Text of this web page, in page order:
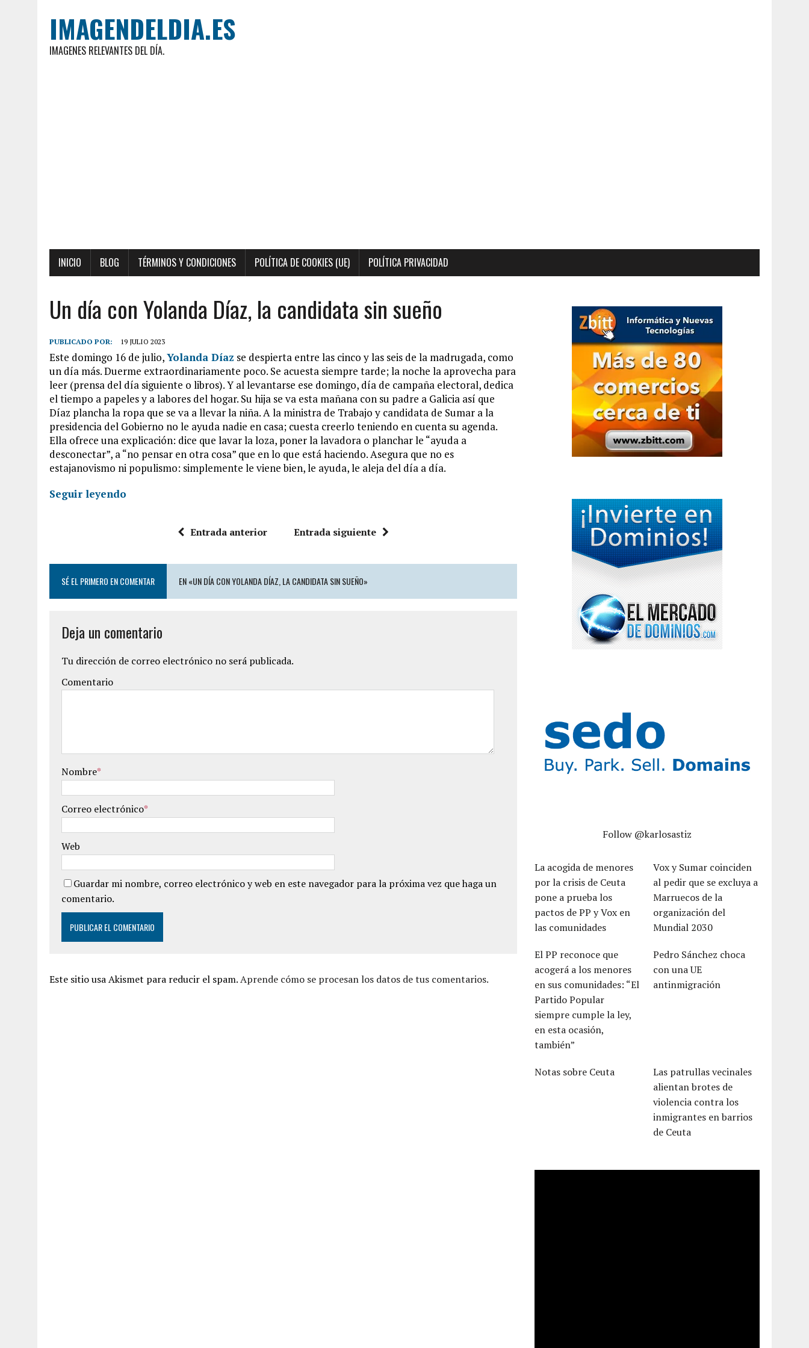
IMAGENDELDIA.ES
IMAGENES RELEVANTES DEL DÍA.
INICIO BLOG TÉRMINOS Y CONDICIONES POLÍTICA DE COOKIES (UE) POLÍTICA PRIVACIDAD
Un día con Yolanda Díaz, la candidata sin sueño
PUBLICADO POR: 19 JULIO 2023
Este domingo 16 de julio,Yolanda Díaz se despierta entre las cinco y las seis de la madrugada, como
un día más. Duerme extraordinariamente poco. Se acuesta siempre tarde; la noche la aprovecha para
leer (prensa del día siguiente o libros). Y al levantarse ese domingo, día de campaña electoral, dedica
el tiempo a papeles y a labores del hogar. Su hija se va esta mañana con su padre a Galicia así que
Díaz plancha la ropa que se va a llevar la niña. A la ministra de Trabajo y candidata de Sumar a la
presidencia del Gobierno no le ayuda nadie en casa; cuesta creerlo teniendo en cuenta su agenda.
Ella ofrece una explicación: dice que lavar la loza, poner la lavadora o planchar le “ayuda a
desconectar”, a “no pensar en otra cosa” que en lo que está haciendo. Asegura que no es
estajanovismo ni populismo: simplemente le viene bien, le ayuda, le aleja del día a día.
Seguir leyendo
Entrada anterior Entrada siguiente
SÉ EL PRIMERO EN COMENTAR EN «UN DÍA CON YOLANDA DÍAZ, LA CANDIDATA SIN SUEÑO»
Deja un comentario
Tu dirección de correo electrónico no será publicada.
Comentario
Nombre*
Correo electrónico*
Web
Guardar mi nombre, correo electrónico y web en este navegador para la próxima vez que haga un
comentario.
Este sitio usa Akismet para reducir el spam.Aprende cómo se procesan los datos de tus comentarios.
Follow @karlosastiz
La acogida de menores
por la crisis de Ceuta
pone a prueba los
pactos de PP y Vox en
las comunidades
Vox y Sumar coinciden
al pedir que se excluya a
Marruecos de la
organización del
Mundial 2030
El PP reconoce que
acogerá a los menores
en sus comunidades: “El
Partido Popular
siempre cumple la ley,
en esta ocasión,
también”
Pedro Sánchez choca
con una UE
antinmigración
Notas sobre Ceuta
Las patrullas vecinales
alientan brotes de
violencia contra los
inmigrantes en barrios
de Ceuta